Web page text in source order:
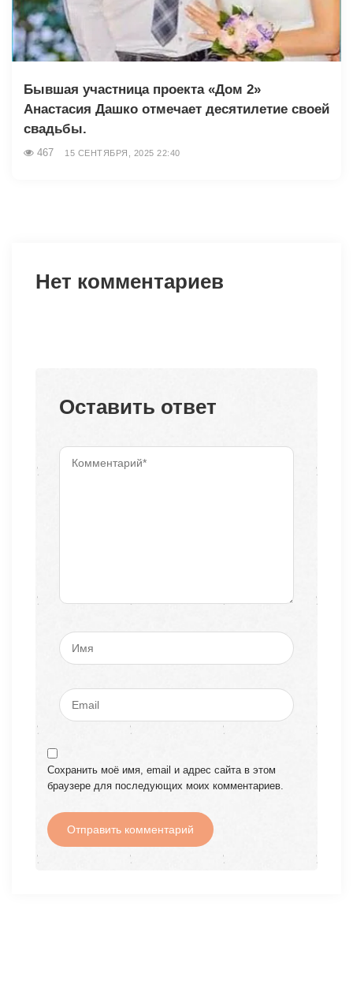
Бывшая участница проекта «Дом 2»
Анастасия Дашко отмечает десятилетие своей
свадьбы.
467 15 СЕНТЯБРЯ, 2025 22:40
Нет комментариев
Оставить ответ
Сохранить моё имя, email и адрес сайта в этом
браузере для последующих моих комментариев.